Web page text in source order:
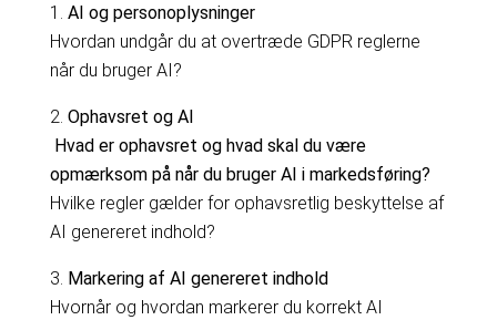
AI og personoplysninger
Hvordan undgår du at overtræde GDPR reglerne
når du bruger AI?
Ophavsret og AI
Hvad er ophavsret og hvad skal du være
opmærksom på når du bruger AI i markedsføring?
Hvilke regler gælder for ophavsretlig beskyttelse af
AI genereret indhold?
Markering af AI genereret indhold
Hvornår og hvordan markerer du korrekt AI